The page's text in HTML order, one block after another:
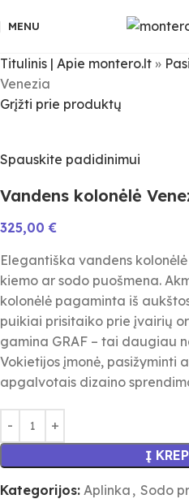
MENU
Titulinis | Apie montero.lt »
Venezia
Grįžti prie produktų
Spauskite padidinimui
Vandens kolonėlė
325,00€
Elegantiška vandens
kiemo ar sodo puošmena.
kolonėlė pagaminta iš
puikiai prisitaiko prie įvairių
gamina GRAF – tai daugiau
Vokietijos įmonė, pasižyminti
apgalvotais dizaino
Į
Kategorijos: Aplinka , Sodo